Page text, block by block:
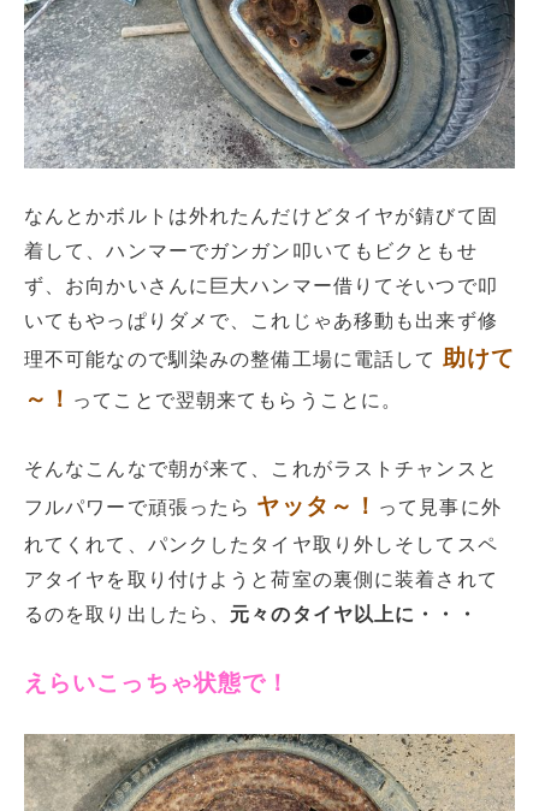
なんとかボルトは外れたんだけどタイヤが錆びて固
着して、ハンマーでガンガン叩いてもビクともせ
ず、お向かいさんに巨大ハンマー借りてそいつで叩
いてもやっぱりダメで、これじゃあ移動も出来ず修
理不可能なので馴染みの整備工場に電話して 助けて
～！ ってことで翌朝来てもらうことに。
そんなこんなで朝が来て、これがラストチャンスと
フルパワーで頑張ったら ヤッタ～！ って見事に外
れてくれて、パンクしたタイヤ取り外しそしてスペ
アタイヤを取り付けようと荷室の裏側に装着されて
るのを取り出したら、 元々のタイヤ以上に・・・
えらいこっちゃ状態で！